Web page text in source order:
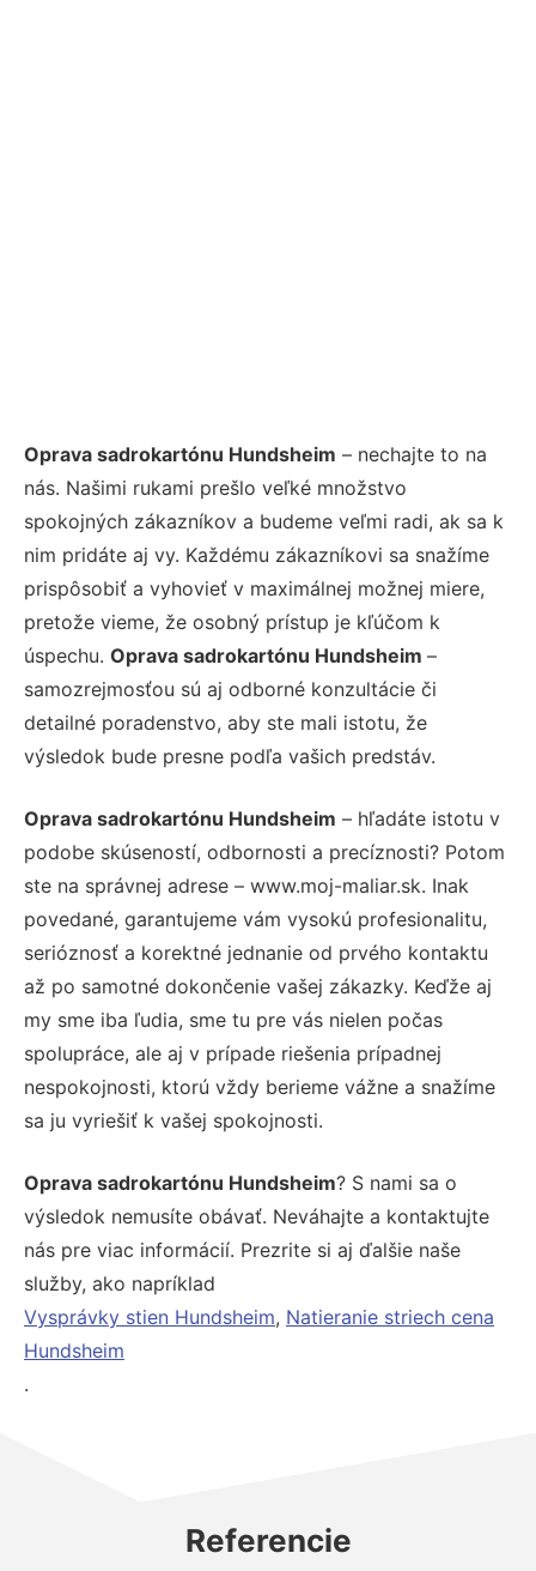
Oprava sadrokartónu Hundsheim – nechajte to na
nás. Našimi rukami prešlo veľké množstvo
spokojných zákazníkov a budeme veľmi radi, ak sa k
nim pridáte aj vy. Každému zákazníkovi sa snažíme
prispôsobiť a vyhovieť v maximálnej možnej miere,
pretože vieme, že osobný prístup je kľúčom k
úspechu. Oprava sadrokartónu Hundsheim –
samozrejmosťou sú aj odborné konzultácie či
detailné poradenstvo, aby ste mali istotu, že
výsledok bude presne podľa vašich predstáv.
Oprava sadrokartónu Hundsheim – hľadáte istotu v
podobe skúseností, odbornosti a precíznosti? Potom
ste na správnej adrese – www.moj-maliar.sk. Inak
povedané, garantujeme vám vysokú profesionalitu,
serióznosť a korektné jednanie od prvého kontaktu
až po samotné dokončenie vašej zákazky. Keďže aj
my sme iba ľudia, sme tu pre vás nielen počas
spolupráce, ale aj v prípade riešenia prípadnej
nespokojnosti, ktorú vždy berieme vážne a snažíme
sa ju vyriešiť k vašej spokojnosti.
Oprava sadrokartónu Hundsheim? S nami sa o
výsledok nemusíte obávať. Neváhajte a kontaktujte
nás pre viac informácií. Prezrite si aj ďalšie naše
služby, ako napríklad
Vysprávky stien Hundsheim, Natieranie striech cena
Hundsheim
.
Referencie